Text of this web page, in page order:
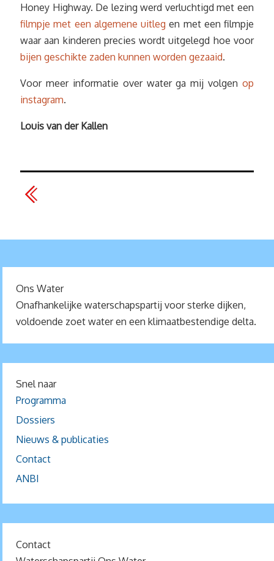
Honey Highway. De lezing werd verluchtigd met een
filmpje met een algemene uitleg en met een filmpje
waar aan kinderen precies wordt uitgelegd hoe voor
bijen geschikte zaden kunnen worden gezaaid.
Voor meer informatie over water ga mij volgen op
instagram.
Louis van der Kallen
Ons Water
Onafhankelijke waterschapspartij voor sterke dijken,
voldoende zoet water en een klimaatbestendige delta.
Snel naar
Programma
Dossiers
Nieuws & publicaties
Contact
ANBI
Contact